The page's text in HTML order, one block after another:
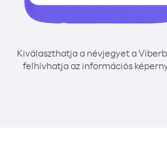
Kiválaszthatja a névjegyet a
felhívhatja az információs